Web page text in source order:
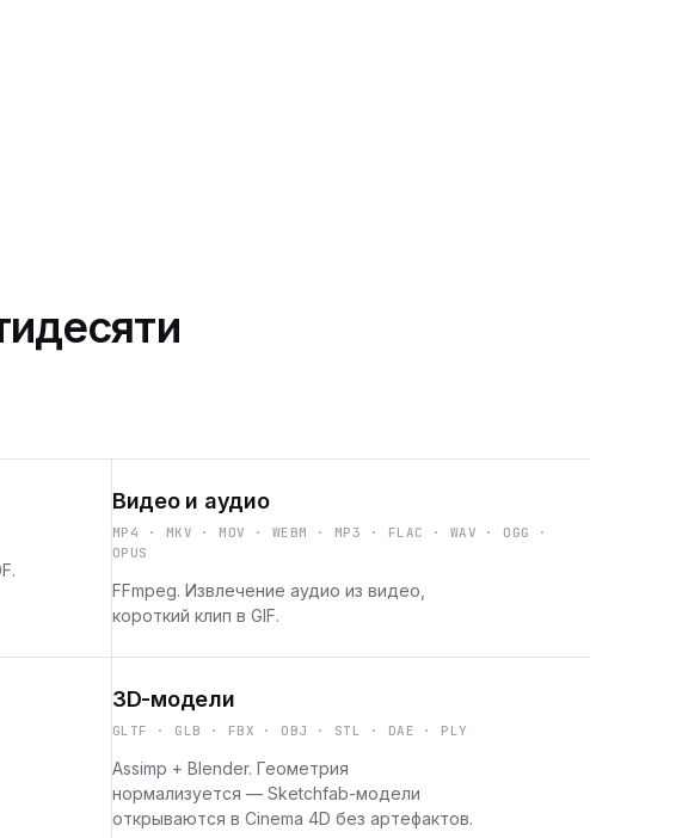
Видео и аудио
MP4 · MKV · MOV · WEBM · MP3 · FLAC · WAV · OGG ·
OPUS
FFmpeg. Извлечение аудио из видео,
короткий клип в GIF.
3D-модели
GLTF · GLB · FBX · OBJ · STL · DAE · PLY
Assimp + Blender. Геометрия
нормализуется — Sketchfab-модели
открываются в Cinema 4D без артефактов.